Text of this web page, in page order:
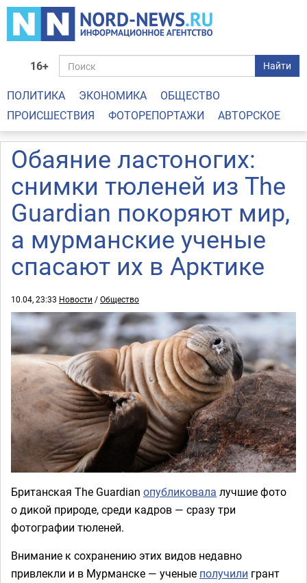
16+ Найти
ПОЛИТИКА ЭКОНОМИКА
ОБЩЕСТВО
ПРОИСШЕСТВИЯ
ФОТОРЕПОРТАЖИ АВТОРСКОЕ
Обаяние ластоногих:
снимки тюленей из The
Guardian покоряют мир,
а мурманские ученые
спасают их в Арктике
10.04, 23:33 Новости /Общество
Британская The Guardian опубликовала лучшие фото
о дикой природе, среди кадров — сразу три
фотографии тюленей.
Внимание к сохранению этих видов недавно
привлекли и в Мурманске — ученые получили грант